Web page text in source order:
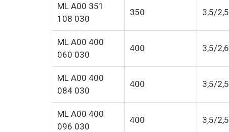
ML A00 351
108 030
350 3,5/2,5
ML A00 400
060 030
400 3,5/2,6
ML A00 400
084 030
400 3,5/2,5
ML A00 400
096 030
400 3,5/2,5